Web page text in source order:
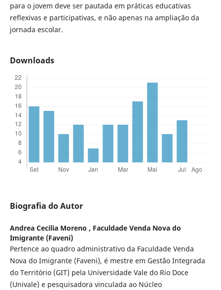
para o jovem deve ser pautada em práticas educativas
reflexivas e participativas, e não apenas na ampliação da
jornada escolar.
Downloads
Biografia do Autor
Andrea Cecilia Moreno , Faculdade Venda Nova do
Imigrante (Faveni)
Pertence ao quadro administrativo da Faculdade Venda
Nova do Imigrante (Faveni), é mestre em Gestão Integrada
do Território (GIT) pela Universidade Vale do Rio Doce
(Univale) e pesquisadora vinculada ao Núcleo